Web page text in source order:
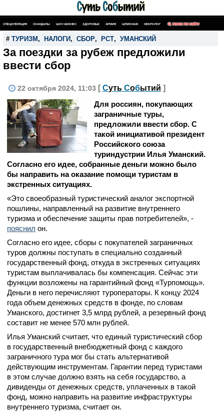
СПЕЦОПЕРАЦИЯ СКАНДАЛЫ ШОУ-БИЗНЕС ЗДОРОВЬЕ АРМИЯ ШПИОНАЖ НЕКРОЛОГ ПОИСК ПО САЙТУ
# ТУРИЗМ , НАЛОГИ , СБОР, РСТ, УМАНСКИЙ
За поездки за рубеж предложили
ввести сбор
22 октября 2024, 11:03 [ Суть Событий ]
Для россиян, покупающих
заграничные туры,
предложили ввести сбор. С
такой инициативой президент
Российского союза
туриндустрии Илья Уманский.
Согласно его идее, собранные деньги можно было
бы направить на оказание помощи туристам в
экстренных ситуациях.
«Это своеобразный туристический аналог экспортной
пошлины, направленный на развитие внутреннего
туризма и обеспечение защиты прав потребителей», -
пояснил он.
Согласно его идее, сборы с покупателей заграничных
туров должны поступать в специально созданный
государственный фонд, откуда в экстренных ситуациях
туристам выплачивалась бы компенсация. Сейчас эти
функции возложены на гарантийный фонд «Турпомощь».
Деньги в него перечисляют туроператоры. К концу 2024
года объем денежных средств в фонде, по словам
Уманского, достигнет 3,5 млрд рублей, а резервный фонд
составит не менее 570 млн рублей.
Илья Уманский считает, что единый туристический сбор
в государственный внебюджетный фонд с каждого
заграничного тура мог бы стать альтернативой
действующим инструментам. Гарантии перед туристами
в этом случае должно взять на себя государство, а
дивиденды от денежных средств, уплаченных в такой
фонд, можно направить на развитие инфраструктуры
внутреннего туризма, считает он.